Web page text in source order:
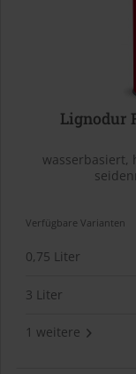
Lignodur
wasserbasiert,
Verfügbare Varianten
0,75 Liter
3 Liter
1 weitere